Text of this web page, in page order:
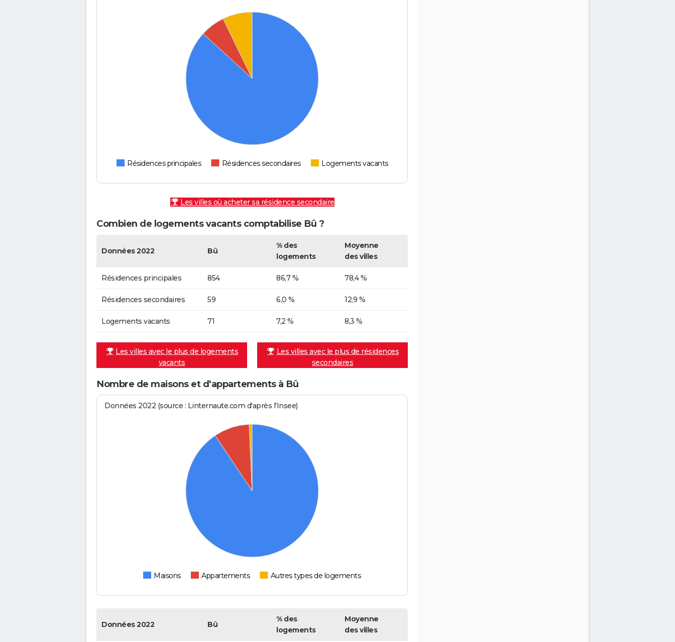
Résidences principales Résidences secondaires Logements vacants
Les villes où acheter sa résidence secondaire
Combien de logements vacants comptabilise Bû ?
Données 2022 Bû
% des
logements
Moyenne
des villes
Résidences principales 854 86,7 % 78,4 %
Résidences secondaires 59 6,0 % 12,9 %
Logements vacants 71 7,2 % 8,3 %
Les villes avec le plus de logements
vacants
Les villes avec le plus de résidences
secondaires
Nombre de maisons et d'appartements à Bû
Données 2022 (source : Linternaute.com d'après l'Insee)
Maisons Appartements Autres types de logements
Données 2022 Bû
% des
logements
Moyenne
des villes